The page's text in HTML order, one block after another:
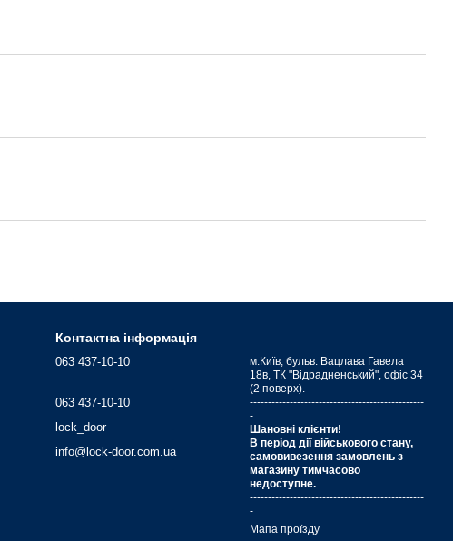
Контактна інформація
063 437-10-10
063 437-10-10
lock_door
info@lock-door.com.ua
м.Київ, бульв. Вацлава Гавела
18в, ТК "Відрадненський", офіс 34
(2 поверх).
------------------------------------------------
-
Шановні клієнти!
В період дії військового стану,
самовивезення замовлень з
магазину тимчасово
недоступне.
------------------------------------------------
-
Мапа проїзду